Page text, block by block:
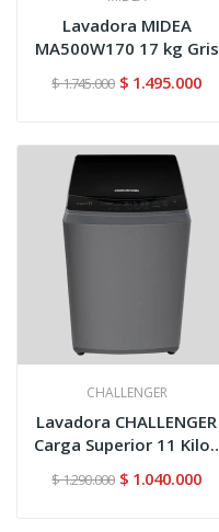
Lavadora MIDEA
MA500W170 17 kg Gris
$ 1.745.000 $ 1.495.000
CHALLENGER
Lavadora CHALLENGER
Carga Superior 11 Kilos
$ 1.290.000 $ 1.040.000